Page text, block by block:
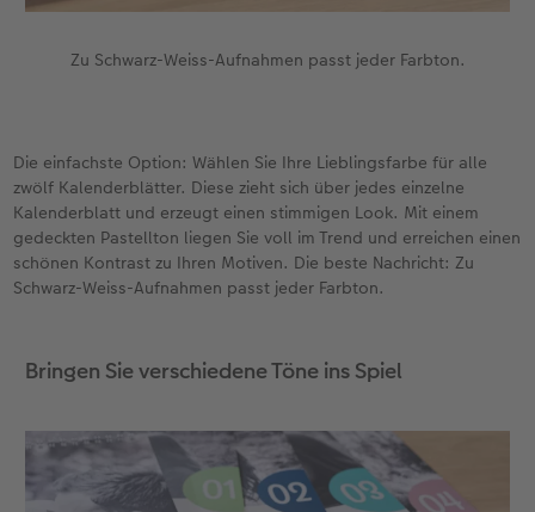
CEWE FOTOBUCH per PDF
Zubehör
CEWE myPhotos
Neuheiten
Zu Schwarz-Weiss-Aufnahmen passt jeder Farbton.
Die einfachste Option: Wählen Sie Ihre Lieblingsfarbe für alle
zwölf Kalenderblätter. Diese zieht sich über jedes einzelne
Kalenderblatt und erzeugt einen stimmigen Look. Mit einem
gedeckten Pastellton liegen Sie voll im Trend und erreichen einen
schönen Kontrast zu Ihren Motiven. Die beste Nachricht: Zu
Schwarz-Weiss-Aufnahmen passt jeder Farbton.
Bringen Sie verschiedene Töne ins Spiel